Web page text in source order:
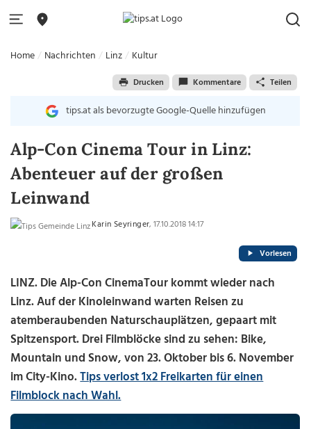
Home Nachrichten Linz Kultur
Drucken Kommentare Teilen
tips.at als bevorzugte Google-Quelle hinzufügen
Alp-Con Cinema Tour in Linz:
Abenteuer auf der großen
Leinwand
Karin Seyringer, 17.10.2018 14:17
Vorlesen
LINZ. Die Alp-Con CinemaTour kommt wieder nach
Linz. Auf der Kinoleinwand warten Reisen zu
atemberaubenden Naturschauplätzen, gepaart mit
Spitzensport. Drei Filmblöcke sind zu sehen: Bike,
Mountain und Snow, von 23. Oktober bis 6. November
im City-Kino.Tips verlost 1x2 Freikarten für einen
Filmblock nach Wahl.